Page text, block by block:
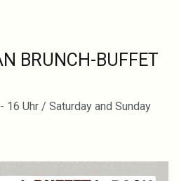
BRUNCH-BUFFET
16 Uhr / Saturday and Sunday